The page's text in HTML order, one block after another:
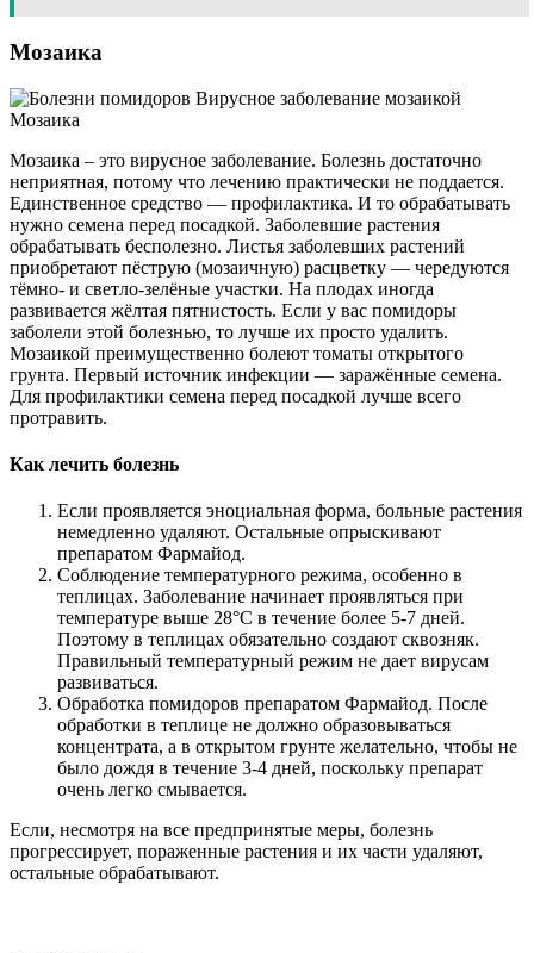
Мозаика
Мозаика
Мозаика – это вирусное заболевание. Болезнь достаточно
неприятная, потому что лечению практически не поддается.
Единственное средство — профилактика. И то обрабатывать
нужно семена перед посадкой. Заболевшие растения
обрабатывать бесполезно. Листья заболевших растений
приобретают пёструю (мозаичную) расцветку — чередуются
тёмно- и светло-зелёные участки. На плодах иногда
развивается жёлтая пятнистость. Если у вас помидоры
заболели этой болезнью, то лучше их просто удалить.
Мозаикой преимущественно болеют томаты открытого
грунта. Первый источник инфекции — заражённые семена.
Для профилактики семена перед посадкой лучше всего
протравить.
Как лечить болезнь
Если проявляется эноциальная форма, больные растения
немедленно удаляют. Остальные опрыскивают
препаратом Фармайод.
Соблюдение температурного режима, особенно в
теплицах. Заболевание начинает проявляться при
температуре выше 28°С в течение более 5-7 дней.
Поэтому в теплицах обязательно создают сквозняк.
Правильный температурный режим не дает вирусам
развиваться.
Обработка помидоров препаратом Фармайод. После
обработки в теплице не должно образовываться
концентрата, а в открытом грунте желательно, чтобы не
было дождя в течение 3-4 дней, поскольку препарат
очень легко смывается.
Если, несмотря на все предпринятые меры, болезнь
прогрессирует, пораженные растения и их части удаляют,
остальные обрабатывают.